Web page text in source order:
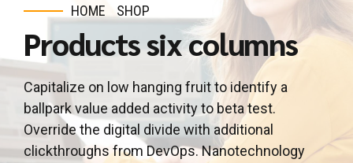
HOME SHOP
Products six columns
Capitalize on low hanging fruit to identify a
ballpark value added activity to beta test.
Override the digital divide with additional
clickthroughs from DevOps. Nanotechnology